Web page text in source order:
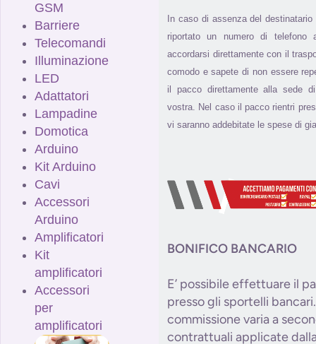
GSM
Barriere
Telecomandi
Illuminazione
LED
Adattatori
Lampadine
Domotica
Arduino
Kit Arduino
Cavi
Accessori
Arduino
Amplificatori
Kit
amplificatori
Accessori
per
amplificatori
In caso di assenza del
riportato un numero di
accordarsi direttamente con il
comodo e sapete di non essere
il pacco direttamente alla sede
vostra. Nel caso il pacco rientri
vi saranno addebitate le spese di
BONIFICO BANCARIO
E’ possibile effettuare il
presso gli sportelli
commissione varia a
contrattuali applicate